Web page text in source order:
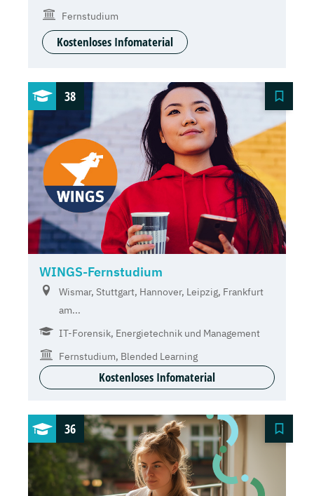
Fernstudium
Kostenloses Infomaterial
38
WINGS-Fernstudium
Wismar, Stuttgart, Hannover, Leipzig, Frankfurt
am...
IT-Forensik, Energietechnik und Management
Fernstudium, Blended Learning
Kostenloses Infomaterial
36